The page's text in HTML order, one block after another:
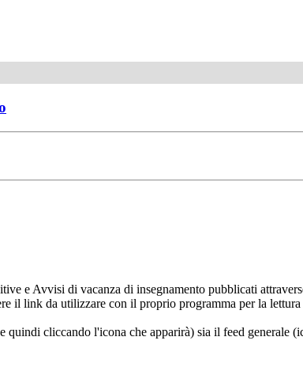
e Avvisi di vacanza di insegnamento pubblicati
il link da utilizzare con il proprio programma per la
cliccando l'icona che apparirà) sia il feed generale